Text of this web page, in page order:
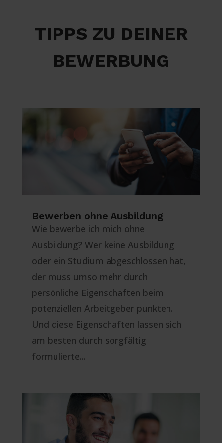
TIPPS ZU DEINER
BEWERBUNG
Bewerben ohne Ausbildung
Wie bewerbe ich mich ohne
Ausbildung? Wer keine Ausbildung
oder ein Studium abgeschlossen hat,
der muss umso mehr durch
persönliche Eigenschaften beim
potenziellen Arbeitgeber punkten.
Und diese Eigenschaften lassen sich
am besten durch sorgfältig
formulierte...